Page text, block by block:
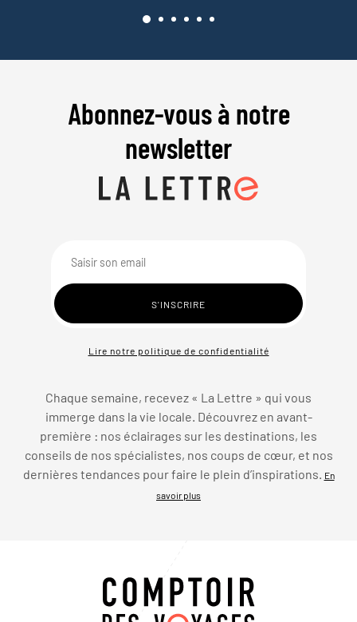
Abonnez-vous à notre
newsletter
Lire notre politique de confidentialité
Chaque semaine, recevez « La Lettre » qui vous
immerge dans la vie locale. Découvrez en avant-
première : nos éclairages sur les destinations, les
conseils de nos spécialistes, nos coups de cœur, et nos
dernières tendances pour faire le plein d’inspirations.
En
savoir plus